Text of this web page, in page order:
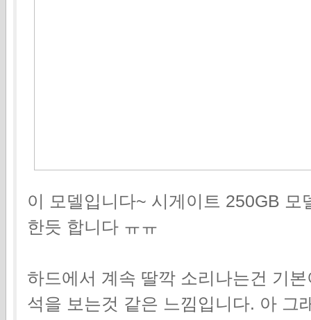
이 모델입니다~ 시게이트 250GB
한듯 합니다 ㅠㅠ
하드에서 계속 딸깍 소리나는건 기
석을 보는것 같은 느낌입니다. 아 그